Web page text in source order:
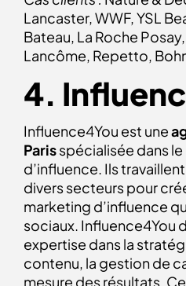
Lancaster, WWF, YSL
Bateau, La Roche
Lancôme, Repetto,
4.
Influence4You est une
Parisspécialisée dans
d’influence. Ils
divers secteurs pour
marketing d’influence
sociaux. Influence4You
expertise dans la
contenu, la gestion de
mesure des résultats.